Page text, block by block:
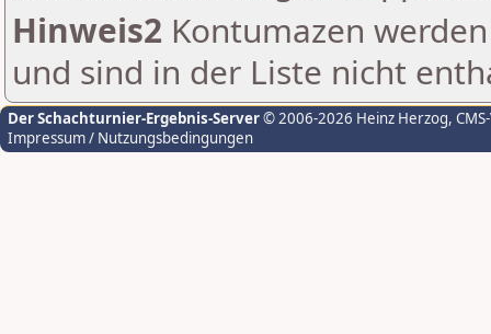
Hinweis2 Kontumazen
und sind in der Liste nicht
Der Schachturnier-Ergebnis-Server© 2006-2026 Heinz Herzog,
Impressum / Nutzungsbedingungen